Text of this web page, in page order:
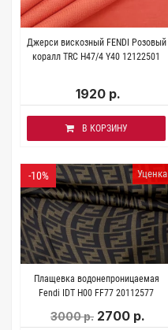
Джерси вискозный FENDI Розовый
коралл TRC H47/4 Y40 12122501
1920 р.
В КОРЗИНУ
Уценка
-10%
Плащевка водонепроницаемая
Fendi IDT H00 FF77 20112577
3000 р. 2700 р.